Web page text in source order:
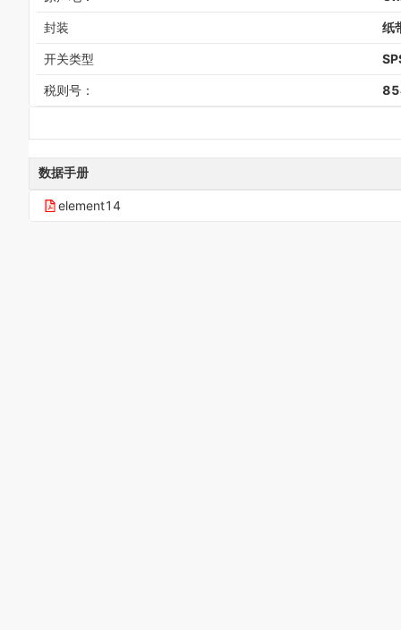
封装 纸
开关类型
税则号：
数据手册
element14